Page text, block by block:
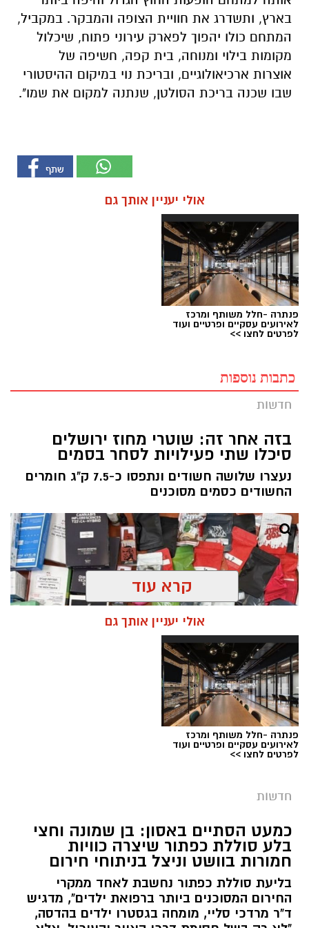
בארץ, ותשדרג את חוויית הצופה והמבקר. במקביל,
המתחם כולו יהפוך לפארק עירוני פתוח, שיכלול
מקומות בילוי ומנוחה, בית קפה, חשיפה של
אוצרות ארכיאולוגיים, ובריכת נוי במיקום ההיסטורי
שבו שכנה בריכת הסולטן, שנתנה למקום את שמו".
אולי יעניין אותך גם
פנתרה -חלל משותף ומרכז
לאירועים עסקיים ופרטיים ועוד
לפרטים לחצו >>
כתבות נוספות
חדשות
בזה אחר זה: שוטרי מחוז ירושלים
סיכלו שתי פעילויות לסחר בסמים
נעצרו שלושה חשודים ונתפסו כ-7.5 ק"ג חומרים
החשודים כסמים מסוכנים
צילום: דוברות המשטרה
מערכת ירושלים נט / 09:11 06.08.26
הסמים המסוכנים, בוצעו בימים האחרונים שתי
פעילויות ממוקדות, שהובילו למעצר של שלושה
החשודים כסמים מסוכנים, כסף מזומן ואמצעים
נוספים.
קרא עוד
אולי יעניין אותך גם
פנתרה -חלל משותף ומרכז
לאירועים עסקיים ופרטיים ועוד
לפרטים לחצו >>
חדשות
כמעט הסתיים באסון: בן שמונה וחצי
בלע סוללת כפתור שיצרה כוויות
חמורות בוושט וניצל בניתוחי חירום
בליעת סוללת כפתור נחשבת לאחד ממקרי
החירום המסוכנים ביותר ברפואת ילדים", מדגיש
ד"ר מרדכי סליי, מומחה בגסטרו ילדים בהדסה,